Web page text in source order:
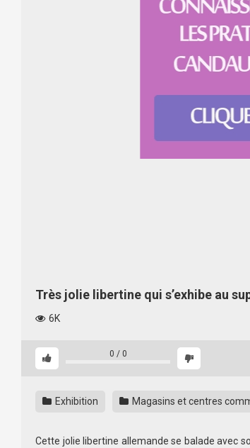
Très jolie libertine qui s’exhibe au
6K
0 / 0
Exhibition Magasins et centres
Cette jolie libertine allemande se balade avec